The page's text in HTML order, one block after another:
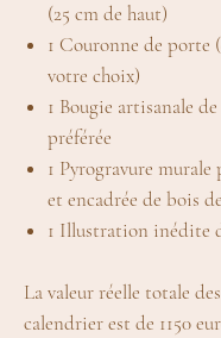
(25 cm de haut)
1 Couronne de porte
votre choix)
1 Bougie artisanale
préférée
1 Pyrogravure
et encadrée de bois
1 Illustration inédite
La valeur réelle totale
calendrier est de 1150